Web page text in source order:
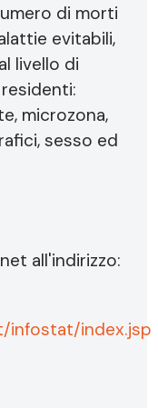
di morti
evitabili,
livello di
microzona,
sesso ed
all'indirizzo:
infostat/index.jsp